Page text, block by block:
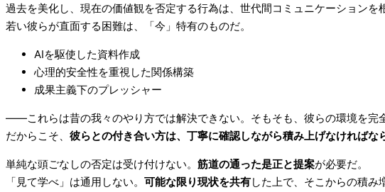
過去を美化し、現在の価値観を否定する行為は、世代間コミュニケーションを
若い彼らが直面する困難は、「今」特有のものだ。
AIを駆使した資料作成
心理的安全性を重視した関係構築
成果主義下のプレッシャー
――これらは昔の我々のやり方では解決できない。そもそも、彼らの環境を完
だからこそ、 彼らとの付き合い方は、丁寧に確認しながら積み上げなければな
単純な頭ごなしの否定は受け付けない。 筋道の通った是正と提案が必要だ。
「見て学べ」は通用しない。 可能な限り現状を共有した上で、そこからの積み